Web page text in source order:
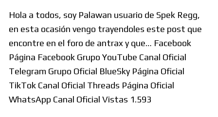
Hola a todos, soy Palawan usuario de Spek Regg,
en esta ocasión vengo trayendoles este post que
encontre en el foro de antrax y que… Facebook
Página Facebook Grupo YouTube Canal Oficial
Telegram Grupo Oficial BlueSky Página Oficial
TikTok Canal Oficial Threads Página Oficial
WhatsApp Canal Oficial Vistas 1.593